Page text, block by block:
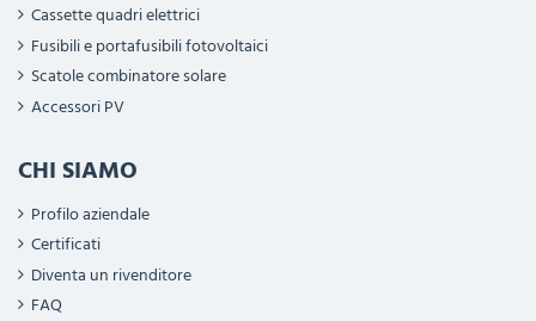
Cassette quadri elettrici
Fusibili e portafusibili fotovoltaici
Scatole combinatore solare
Accessori PV
CHI SIAMO
Profilo aziendale
Certificati
Diventa un rivenditore
FAQ